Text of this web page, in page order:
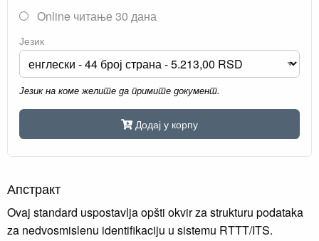
Online читање 30 дана
Језик
Језик на коме желите да примите документ.
Додај у корпу
Апстракт
Ovaj standard uspostavlja opšti okvir za strukturu podataka
za nedvosmislenu identifikaciju u sistemu RTTT/ITS.